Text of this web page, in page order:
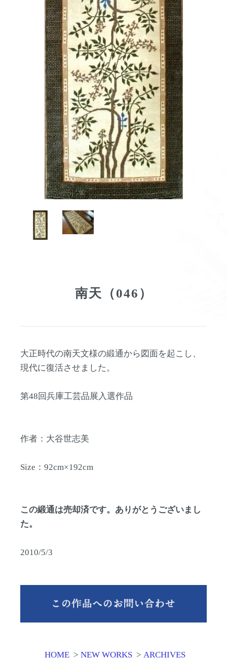
南天（046）
大正時代の南天文様の緞通から図面を起こし、
現代に復活させました。
第48回兵庫工芸品展入選作品
作者：大谷世志美
Size：92cm×192cm
この緞通は売却済です。ありがとうございまし
た。
2010/5/3
HOME> NEW WORKS> ARCHIVES